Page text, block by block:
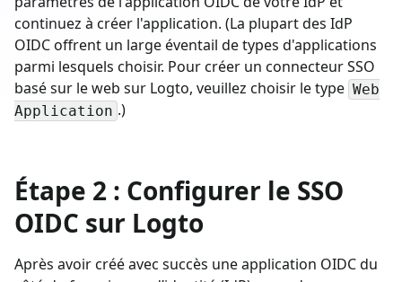
continuez à créer l'application. (La plupart des IdP
OIDC offrent un large éventail de types d'applications
parmi lesquels choisir. Pour créer un connecteur SSO
basé sur le web sur Logto, veuillez choisir le type Web
Application .)
Étape 2 : Configurer le SSO
OIDC sur Logto
Après avoir créé avec succès une application OIDC du